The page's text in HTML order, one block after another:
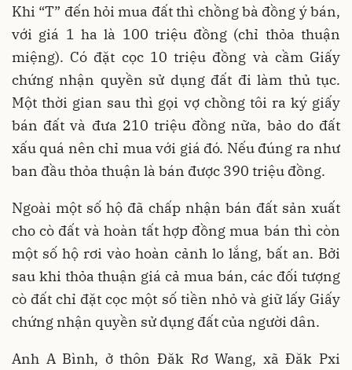
Khi “T” đến hỏi mua đất thì chồng bà đồng ý bán,
với giá 1 ha là 100 triệu đồng (chỉ thỏa thuận
miệng). Có đặt cọc 10 triệu đồng và cầm Giấy
chứng nhận quyền sử dụng đất đi làm thủ tục.
Một thời gian sau thì gọi vợ chồng tôi ra ký giấy
bán đất và đưa 210 triệu đồng nữa, bảo do đất
xấu quá nên chỉ mua với giá đó. Nếu đúng ra như
ban đầu thỏa thuận là bán được 390 triệu đồng.
Ngoài một số hộ đã chấp nhận bán đất sản xuất
cho cò đất và hoàn tất hợp đồng mua bán thì còn
một số hộ rơi vào hoàn cảnh lo lắng, bất an. Bởi
sau khi thỏa thuận giá cả mua bán, các đối tượng
cò đất chỉ đặt cọc một số tiền nhỏ và giữ lấy Giấy
chứng nhận quyền sử dụng đất của người dân.
Anh A Bình, ở thôn Đăk Rơ Wang, xã Đăk Pxi